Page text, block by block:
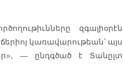
զգալիօրէն
կառավարութեան՝ այս
— ընդգծած է Տանըլտ